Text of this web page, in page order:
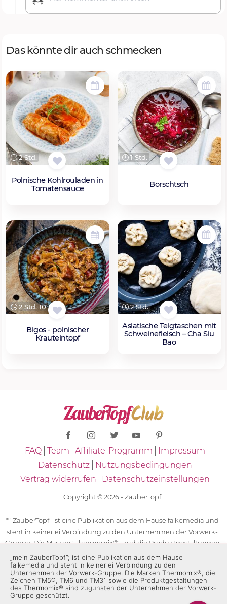
Das könnte dir auch schmecken
2 Std.
Polnische Kohlrouladen in
Tomatensauce
1 Std.
Borschtsch
2 Std. 10 Min.
Bigos - polnischer
Krauteintopf
2 Std.
Asiatische Teigtaschen mit
Schweinefleisch – Cha Siu
Bao
FAQ Team Affiliate-Programm
Impressum
Datenschutz
Nutzungsbedingungen
Vertrag widerrufen
Datenschutzeinstellungen
Copyright © 2026 - ZauberTopf
* "ZauberTopf" ist eine Publikation aus dem Hause falkemedia und
steht in keinerlei Verbindung zu den Unternehmen der Vorwerk-
Gruppe. Die Marken "Thermomix®" und die Produktgestaltungen
des "Thermomix®" sind eingetragene Marken der Unternehmen
der Vorwerk-Gruppe. Die Marken Thermomix®, die Zeichen TM5®,
TM6 und TM31 sowie die Produktgestaltungen des Thermomix®
sind zugunsten der Unternehmen der Vorwerk-Gruppe
geschützt. Für die Rezeptangaben in "ZauberTopf" ist
„mein ZauberTopf”; ist eine Publikation aus dem Hause
falkemedia und steht in keinerlei Verbindung zu den
Unternehmen der Vorwerk-Gruppe. Die Marken Thermomix®, die
Zeichen TM5®, TM6 und TM31 sowie die Produktgestaltungen
des Thermomix® sind zugunsten der Unternehmen der Vorwerk-
Gruppe geschützt.